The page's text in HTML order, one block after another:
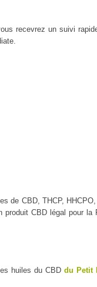
recevrez un suivi
de CBD, THCP,
produit CBD légal pour la
huiles du CBD du Petit